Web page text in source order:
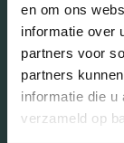
en om ons
informatie over
partners voor
partners
informatie die u
verzameld op
Geslacht